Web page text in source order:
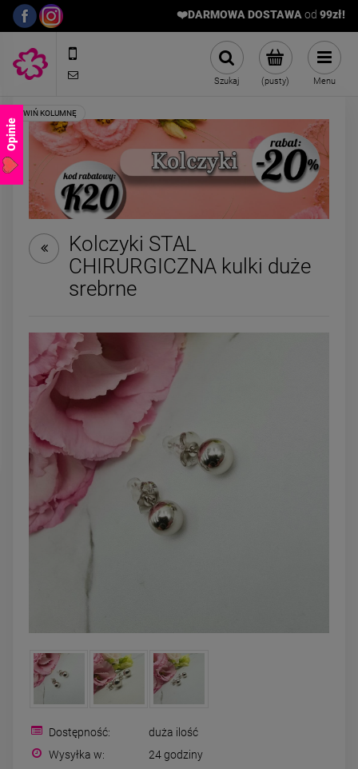
❤️DARMOWA DOSTAWA od 99zł!
sklep@stalowelove.com.pl (pusty)
Szukaj Menu
Kolczyki STAL
CHIRURGICZNA kryształki
DO KOSZYKA
Bransoletka
Bransoletka srebrna STAL
CHIRURGICZNA
modułowa czarne
koniczyny kryształki
79,00 zł
Kolczyki STAL
CHIRURGICZNA kulki duże
srebrne
Dostępność:
duża ilość
Wysyłka w:
24 godziny
Opinie